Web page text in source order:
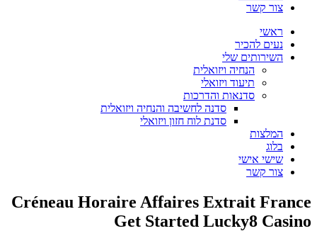
להכיר
שלי
הנחיה ויזואלית
תיעוד ויזואלי
סדנאות והדרכות
סדנה לחשיבה והנחיה ויזואלית
סדנת לוח חזון ויזואלי
אישי
Créneau Horaire Affaires Extrait
Get Started Lucky8